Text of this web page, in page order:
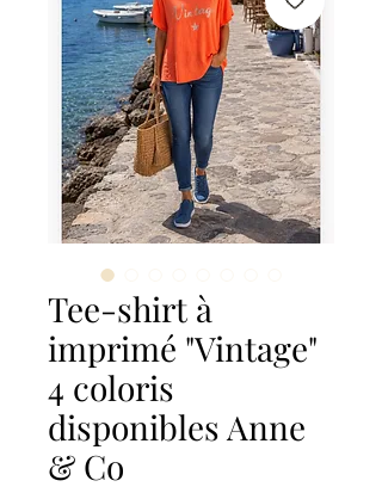
Tee-shirt à
imprimé "Vintage"
4 coloris
disponibles Anne
& Co